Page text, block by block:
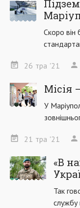
Скоро він
26 тра '21
Місія
У
21 тра '21
«В
Так
службу